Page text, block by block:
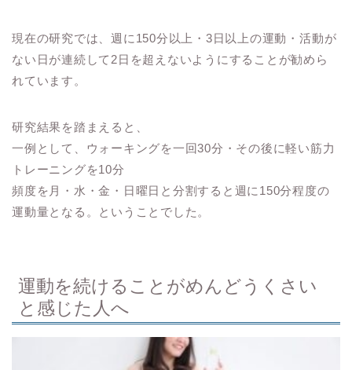
現在の研究では、週に150分以上・3日以上の運動・活動が
ない日が連続して2日を超えないようにすることが勧めら
れています。
研究結果を踏まえると、
一例として、ウォーキングを一回30分・その後に軽い筋力
トレーニングを10分
頻度を月・水・金・日曜日と分割すると週に150分程度の
運動量となる。ということでした。
運動を続けることがめんどうくさい
と感じた人へ